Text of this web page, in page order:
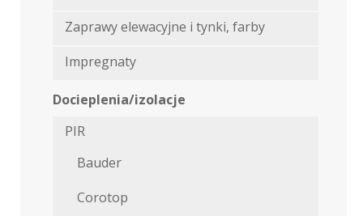
Zaprawy elewacyjne i tynki, farby
Impregnaty
Docieplenia/izolacje
PIR
Bauder
Corotop